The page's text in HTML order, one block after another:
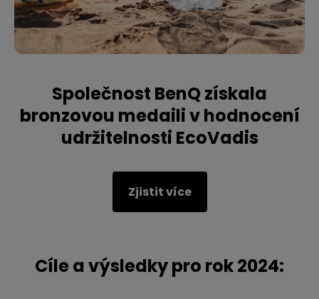
Společnost BenQ získala
bronzovou medaili v hodnocení
udržitelnosti EcoVadis
Zjistit více
Cíle a výsledky pro rok 2024: